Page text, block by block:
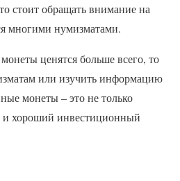
стоит обращать внимание на
многими нумизматами.
ценятся больше всего, то
или изучить информацию
монеты – это не только
и хороший инвестиционный